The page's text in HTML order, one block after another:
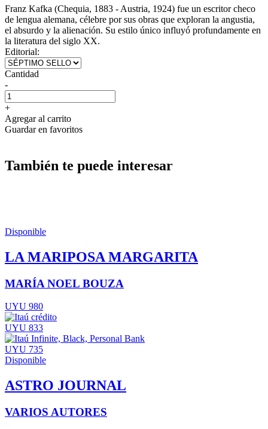
Franz Kafka (Chequia, 1883 - Austria, 1924) fue un escritor checo
de lengua alemana, célebre por sus obras que exploran la angustia,
el absurdo y la alienación. Su estilo único influyó profundamente en
la literatura del siglo XX.
Editorial:
Cantidad
-
+
Agregar al carrito
Guardar en favoritos
También te puede interesar
Disponible
LA MARIPOSA MARGARITA
MARÍA NOEL BOUZA
UYU 980
UYU 833
UYU 735
Disponible
ASTRO JOURNAL
VARIOS AUTORES